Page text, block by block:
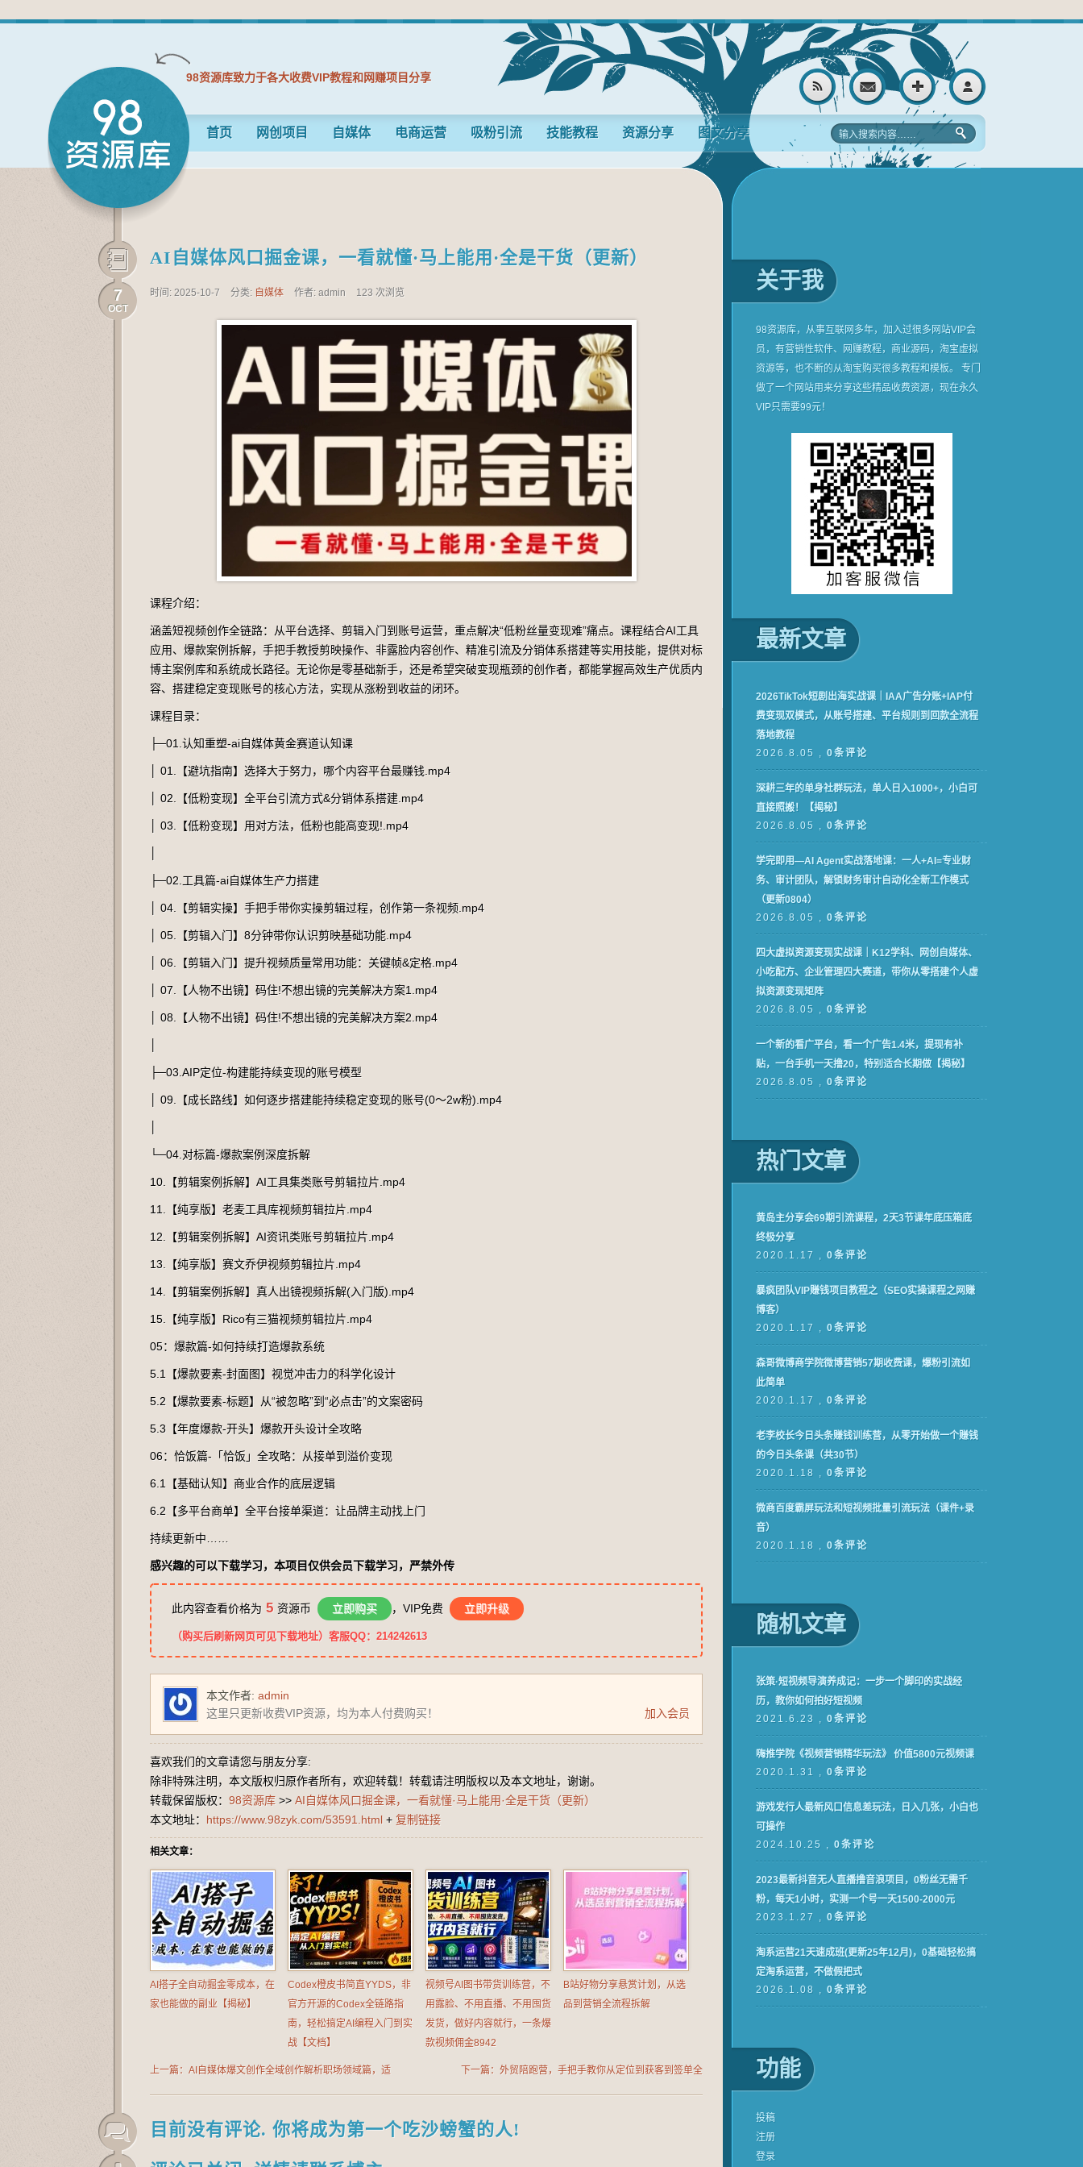
98资源库致力于各大收费VIP教程和网赚项目分享
首页 网创项目 自媒体 电商运营 吸粉引流 技能教程 资源分享 图文分享
7
OCT
AI自媒体风口掘金课，一看就懂·马上能用·全是干货（更新）
时间: 2025-10-7 分类: 自媒体 作者: admin 123 次浏览
课程介绍：
涵盖短视频创作全链路：从平台选择、剪辑入门到账号运营，重点解决“低粉丝量变现难”痛点。课程结合AI工具
应用、爆款案例拆解，手把手教授剪映操作、非露脸内容创作、精准引流及分销体系搭建等实用技能，提供对标
博主案例库和系统成长路径。无论你是零基础新手，还是希望突破变现瓶颈的创作者，都能掌握高效生产优质内
容、搭建稳定变现账号的核心方法，实现从涨粉到收益的闭环。
课程目录：
├─01.认知重塑-ai自媒体黄金赛道认知课
│ 01.【避坑指南】选择大于努力，哪个内容平台最赚钱.mp4
│ 02.【低粉变现】全平台引流方式&分销体系搭建.mp4
│ 03.【低粉变现】用对方法，低粉也能高变现!.mp4
├─02.工具篇-ai自媒体生产力搭建
│ 04.【剪辑实操】手把手带你实操剪辑过程，创作第一条视频.mp4
│ 05.【剪辑入门】8分钟带你认识剪映基础功能.mp4
│ 06.【剪辑入门】提升视频质量常用功能：关键帧&定格.mp4
│ 07.【人物不出镜】码住!不想出镜的完美解决方案1.mp4
│ 08.【人物不出镜】码住!不想出镜的完美解决方案2.mp4
├─03.AIP定位-构建能持续变现的账号模型
│ 09.【成长路线】如何逐步搭建能持续稳定变现的账号(0～2w粉).mp4
└─04.对标篇-爆款案例深度拆解
10.【剪辑案例拆解】AI工具集类账号剪辑拉片.mp4
11.【纯享版】老麦工具库视频剪辑拉片.mp4
12.【剪辑案例拆解】AI资讯类账号剪辑拉片.mp4
13.【纯享版】赛文乔伊视频剪辑拉片.mp4
14.【剪辑案例拆解】真人出镜视频拆解(入门版).mp4
15.【纯享版】Rico有三猫视频剪辑拉片.mp4
05：爆款篇-如何持续打造爆款系统
5.1【爆款要素-封面图】视觉冲击力的科学化设计
5.2【爆款要素-标题】从“被忽略”到“必点击”的文案密码
5.3【年度爆款-开头】爆款开头设计全攻略
06：恰饭篇-「恰饭」全攻略：从接单到溢价变现
6.1【基础认知】商业合作的底层逻辑
6.2【多平台商单】全平台接单渠道：让品牌主动找上门
持续更新中……
感兴趣的可以下载学习，本项目仅供会员下载学习，严禁外传
此内容查看价格为 5 资源币 立即购买 ，VIP免费 立即升级
（购买后刷新网页可见下载地址）客服QQ：214242613
本文作者: admin
这里只更新收费VIP资源，均为本人付费购买！
加入会员
喜欢我们的文章请您与朋友分享:
除非特殊注明，本文版权归原作者所有，欢迎转载！转载请注明版权以及本文地址，谢谢。
转载保留版权： 98资源库 >> AI自媒体风口掘金课，一看就懂·马上能用·全是干货（更新）
本文地址： https://www.98zyk.com/53591.html + 复制链接
相关文章：
AI搭子全自动掘金零成本，在
家也能做的副业【揭秘】
Codex橙皮书简直YYDS，非
官方开源的Codex全链路指
南，轻松搞定AI编程入门到实
战【文档】
视频号AI图书带货训练营，不
用露脸、不用直播、不用囤货
发货，做好内容就行，一条爆
款视频佣金8942
B站好物分享悬赏计划，从选
品到营销全流程拆解
上一篇：AI自媒体爆文创作全域创作解析职场领域篇，适
下一篇：外贸陪跑营，手把手教你从定位到获客到签单全
目前没有评论. 你将成为第一个吃沙螃蟹的人!
关于我
98资源库，从事互联网多年，加入过很多网站VIP会
员，有营销性软件、网赚教程，商业源码，淘宝虚拟
资源等，也不断的从淘宝购买很多教程和模板。 专门
做了一个网站用来分享这些精品收费资源，现在永久
VIP只需要99元！
最新文章
2026TikTok短剧出海实战课｜IAA广告分账+IAP付
费变现双模式，从账号搭建、平台规则到回款全流程
落地教程
2026.8.05 , 0条评论
深耕三年的单身社群玩法，单人日入1000+，小白可
直接照搬！【揭秘】
2026.8.05 , 0条评论
学完即用—AI Agent实战落地课：一人+AI=专业财
务、审计团队，解锁财务审计自动化全新工作模式
（更新0804）
2026.8.05 , 0条评论
四大虚拟资源变现实战课｜K12学科、网创自媒体、
小吃配方、企业管理四大赛道，带你从零搭建个人虚
拟资源变现矩阵
2026.8.05 , 0条评论
一个新的看广平台，看一个广告1.4米，提现有补
贴，一台手机一天撸20，特别适合长期做【揭秘】
2026.8.05 , 0条评论
热门文章
黄岛主分享会69期引流课程，2天3节课年底压箱底
终极分享
2020.1.17 , 0条评论
暴疯团队VIP赚钱项目教程之（SEO实操课程之网赚
博客）
2020.1.17 , 0条评论
森哥微博商学院微博营销57期收费课，爆粉引流如
此简单
2020.1.17 , 0条评论
老李校长今日头条赚钱训练营，从零开始做一个赚钱
的今日头条课（共30节）
2020.1.18 , 0条评论
微商百度霸屏玩法和短视频批量引流玩法（课件+录
音）
2020.1.18 , 0条评论
随机文章
张策·短视频导演养成记：一步一个脚印的实战经
历，教你如何拍好短视频
2021.6.23 , 0条评论
嗨推学院《视频营销精华玩法》 价值5800元视频课
2020.1.31 , 0条评论
游戏发行人最新风口信息差玩法，日入几张，小白也
可操作
2024.10.25 , 0条评论
2023最新抖音无人直播撸音浪项目，0粉丝无需千
粉，每天1小时，实测一个号一天1500-2000元
2023.1.27 , 0条评论
淘系运营21天速成班(更新25年12月)，0基础轻松搞
定淘系运营，不做假把式
2026.1.08 , 0条评论
功能
投稿
注册
登录